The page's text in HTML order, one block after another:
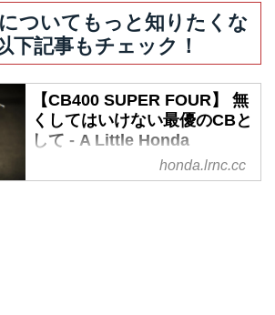
声優の西田望見がCB400SFと京
都でまったりツーリングをしてゆ
きます。今回は目的地のかやぶき
されます。
ついてもっと知りたくな
下記事もチェック！
【CB400 SUPER FOUR】 無
くしてはいけない最優のCBと
して - A Little Honda
400ccという排気量で、すべての
honda.lrnc.cc